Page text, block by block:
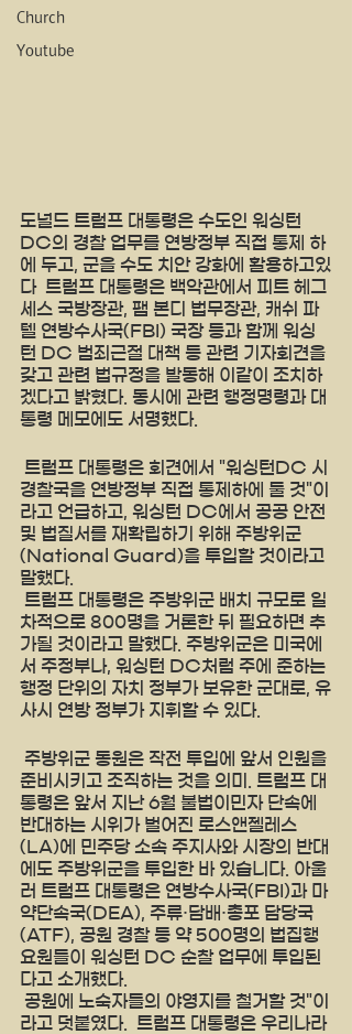
Church
Youtube
도널드 트럼프 대통령은 수도인 워싱턴
DC의 경찰 업무를 연방정부 직접 통제 하
에 두고, 군을 수도 치안 강화에 활용하고있
다  트럼프 대통령은 백악관에서 피트 헤그
세스 국방장관, 팸 본디 법무장관, 캐쉬 파
텔 연방수사국(FBI) 국장 등과 함께 워싱
턴 DC 범죄근절 대책 등 관련 기자회견을
갖고 관련 법규정을 발동해 이같이 조치하
겠다고 밝혔다. 동시에 관련 행정명령과 대
통령 메모에도 서명했다.
트럼프 대통령은 회견에서 "워싱턴DC 시
경찰국을 연방정부 직접 통제하에 둘 것"이
라고 언급하고, 워싱턴 DC에서 공공 안전
및 법질서를 재확립하기 위해 주방위군
(National Guard)을 투입할 것이라고
말했다.
트럼프 대통령은 주방위군 배치 규모로 일
차적으로 800명을 거론한 뒤 필요하면 추
가될 것이라고 말했다. 주방위군은 미국에
서 주정부나, 워싱턴 DC처럼 주에 준하는
행정 단위의 자치 정부가 보유한 군대로, 유
사시 연방 정부가 지휘할 수 있다.
주방위군 동원은 작전 투입에 앞서 인원을
준비시키고 조직하는 것을 의미. 트럼프 대
통령은 앞서 지난 6월 불법이민자 단속에
반대하는 시위가 벌어진 로스앤젤레스
(LA)에 민주당 소속 주지사와 시장의 반대
에도 주방위군을 투입한 바 있습니다. 아울
러 트럼프 대통령은 연방수사국(FBI)과 마
약단속국(DEA), 주류·담배·총포 담당국
(ATF), 공원 경찰 등 약 500명의 법집행
요원들이 워싱턴 DC 순찰 업무에 투입된
다고 소개했다.
공원에 노숙자들의 야영지를 철거할 것"이
라고 덧붙였다.  트럼프 대통령은 우리나라